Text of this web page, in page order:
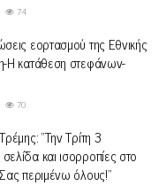
74
εορτασμού της Εθνικής
Η κατάθεση στεφάνων-
70
“Την Τρίτη 3
και ισορροπίες στο
περιμένω όλους!”